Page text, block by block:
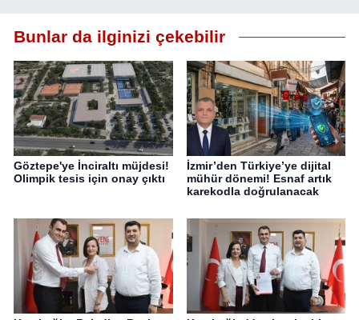
Bunlar da ilginizi çekebilir
Göztepe'ye İnciraltı müjdesi!
Olimpik tesis için onay çıktı
İzmir’den Türkiye’ye dijital
mühür dönemi! Esnaf artık
karekodla doğrulanacak